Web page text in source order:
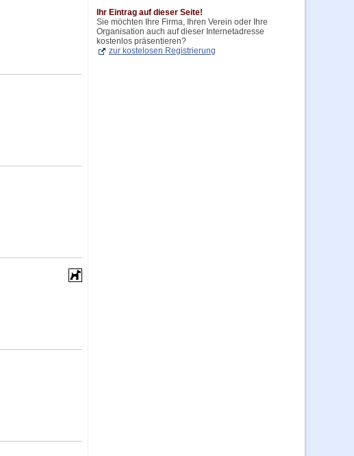
Ihr Eintrag auf dieser Seite!
Sie möchten Ihre Firma, Ihren Verein oder Ihre
Organisation auch auf dieser Internetadresse
kostenlos präsentieren?
zur kostelosen Registrierung